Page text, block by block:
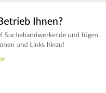
Ihnen?
Suchehandwerker.de und fügen
und Links hinzu!